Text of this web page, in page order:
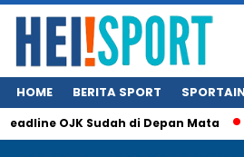
HOME BERITA SPORT
Sudah di Depan Mata